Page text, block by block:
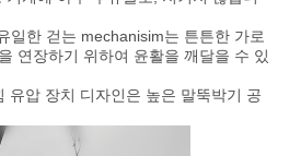
일한 걷는 mechanisim는 튼튼한 가로
연장하기 위하여 윤활을 깨달을 수 있
유압 장치 디자인은 높은 말뚝박기 공